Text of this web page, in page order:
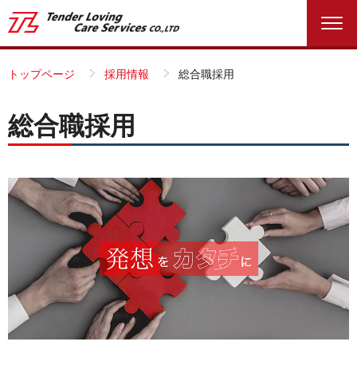
トップページ 採用情報 総合職採用
総合職採用